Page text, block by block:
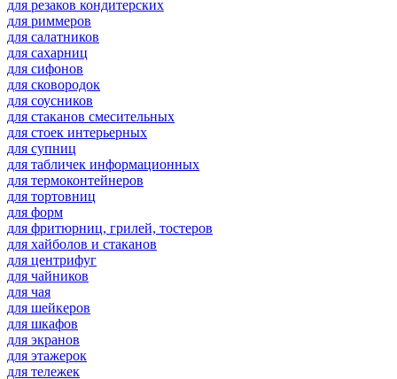
для резаков кондитерских
для риммеров
для салатников
для сахарниц
для сифонов
для сковородок
для соусников
для стаканов смесительных
для стоек интерьерных
для супниц
для табличек информационных
для термоконтейнеров
для тортовниц
для форм
для фритюрниц, грилей, тостеров
для хайболов и стаканов
для центрифуг
для чайников
для чая
для шейкеров
для шкафов
для экранов
для этажерок
для тележек